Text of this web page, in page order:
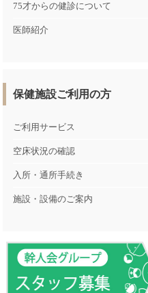
75才からの健診について
医師紹介
保健施設ご利用の方
ご利用サービス
空床状況の確認
入所・通所手続き
施設・設備のご案内